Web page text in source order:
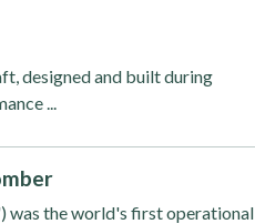
designed and built during
...
was the world's first operational